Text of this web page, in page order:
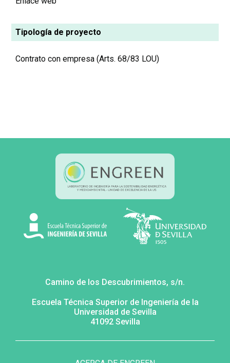
Tipología de proyecto
Contrato con empresa (Arts. 68/83 LOU)
Camino de los Descubrimientos, s/n.
Escuela Técnica Superior de Ingeniería de la
Universidad de Sevilla
41092 Sevilla
MENÚ